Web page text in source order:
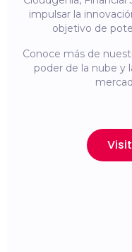
impulsar la
objetivo de
Conoce más de
poder de la nube y